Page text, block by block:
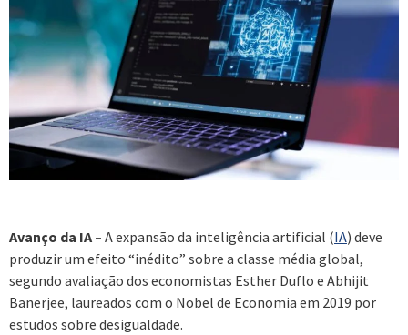
Avanço da IA – A expansão da inteligência artificial (IA) deve
produzir um efeito “inédito” sobre a classe média global,
segundo avaliação dos economistas Esther Duflo e Abhijit
Banerjee, laureados com o Nobel de Economia em 2019 por
estudos sobre desigualdade.